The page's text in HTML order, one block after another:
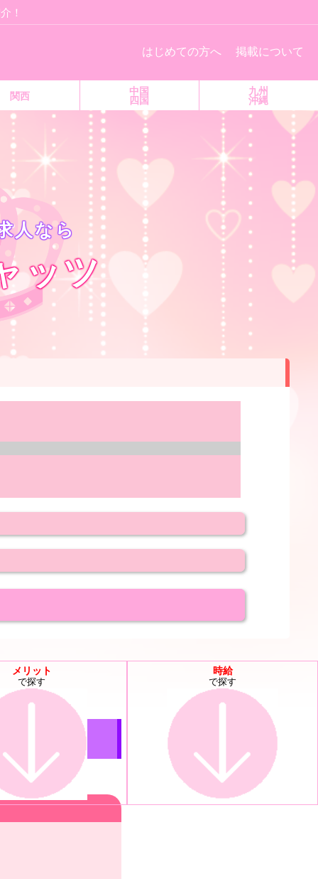
！
はじめての方へ 掲載について
関西
中国
四国
九州
沖縄
人なら
ッツ
メリット
で探す
時給
で探す